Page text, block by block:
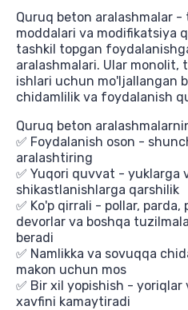
Quruq beton aralashmalar -
moddalari va modifikatsiya
tashkil topgan
aralashmalari. Ular monolit,
ishlari uchun mo'ljallangan
chidamlilik va foydalanish
Quruq beton
✅ Foydalanish oson -
aralashtiring
✅ Yuqori quvvat - yuklarga
shikastlanishlarga qarshilik
✅ Ko'p qirrali - pollar, parda,
devorlar va boshqa
beradi
✅ Namlikka va sovuqqa
makon uchun mos
✅ Bir xil yopishish -
xavfini kamaytiradi